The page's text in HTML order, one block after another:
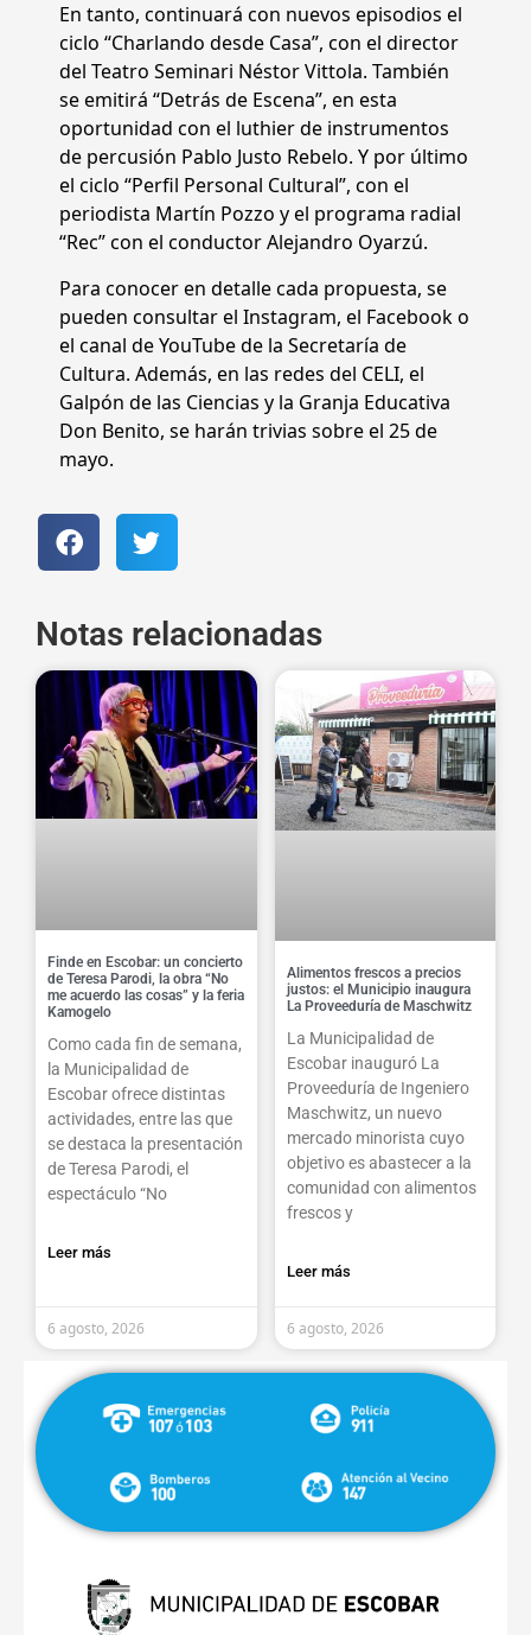
En tanto, continuará con nuevos episodios el
ciclo “Charlando desde Casa”, con el director
del Teatro Seminari Néstor Vittola. También
se emitirá “Detrás de Escena”, en esta
oportunidad con el luthier de instrumentos
de percusión Pablo Justo Rebelo. Y por último
el ciclo “Perfil Personal Cultural”, con el
periodista Martín Pozzo y el programa radial
“Rec” con el conductor Alejandro Oyarzú.
Para conocer en detalle cada propuesta, se
pueden consultar el Instagram, el Facebook o
el canal de YouTube de la Secretaría de
Cultura. Además, en las redes del CELI, el
Galpón de las Ciencias y la Granja Educativa
Don Benito, se harán trivias sobre el 25 de
mayo.
Notas relacionadas
Finde en Escobar: un concierto
de Teresa Parodi, la obra “No
me acuerdo las cosas” y la feria
Kamogelo
Como cada fin de semana,
la Municipalidad de
Escobar ofrece distintas
actividades, entre las que
se destaca la presentación
de Teresa Parodi, el
espectáculo “No
Leer más
6 agosto, 2026
Alimentos frescos a precios
justos: el Municipio inaugura
La Proveeduría de Maschwitz
La Municipalidad de
Escobar inauguró La
Proveeduría de Ingeniero
Maschwitz, un nuevo
mercado minorista cuyo
objetivo es abastecer a la
comunidad con alimentos
frescos y
Leer más
6 agosto, 2026